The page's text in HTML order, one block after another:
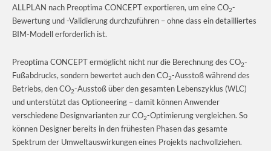
ALLPLAN nach Preoptima CONCEPT exportieren, um eine CO2-
Bewertung und -Validierung durchzuführen – ohne dass ein detailliertes
BIM-Modell erforderlich ist.
Preoptima CONCEPT ermöglicht nicht nur die Berechnung des CO2-
Fußabdrucks, sondern bewertet auch den CO2-Ausstoß während des
Betriebs, den CO2-Ausstoß über den gesamten Lebenszyklus (WLC)
und unterstützt das Optioneering – damit können Anwender
verschiedene Designvarianten zur CO2-Optimierung vergleichen. So
können Designer bereits in den frühesten Phasen das gesamte
Spektrum der Umweltauswirkungen eines Projekts nachvollziehen.